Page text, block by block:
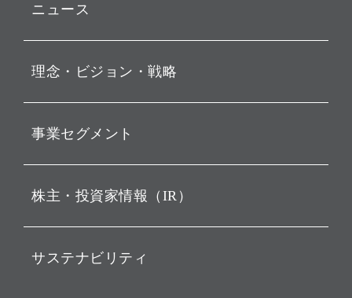
ニュース
お知らせ
動画配信
理念・ビジョン・戦略
経営理念
ビジョン
戦略
バリュー
ソフトバンクグループの歩
事業セグメント
ソフトバンク・ビジョン・
株主・投資家情報（IR）
IRカレンダー
サステナビリティ